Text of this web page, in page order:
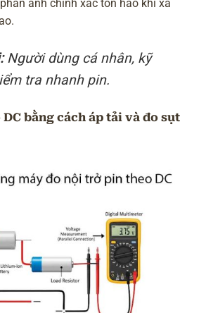
ánh chính xác tổn hao khi xả
Người dùng cá nhân, kỹ
tra nhanh pin.
bằng cách áp tải và đo sụt